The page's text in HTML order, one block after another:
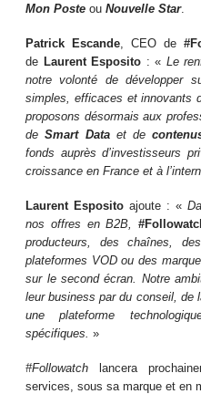
Mon Poste ouNouvelle Star.
Patrick Escande , CEO de
de Laurent Esposito : « Le
notre volonté de développer
simples, efficaces et innovants
proposons désormais aux
deSmart Dataet de
fonds auprès d’investisseurs
croissance en France et à
Laurent Esposito ajoute : «
nos offres en B2B,
producteurs, des chaînes,
plateformes VOD ou des
sur le second écran. Notre
leur business par du conseil, de
une plateforme
spécifiques. »
#Followatchlancera
services, sous sa marque et en